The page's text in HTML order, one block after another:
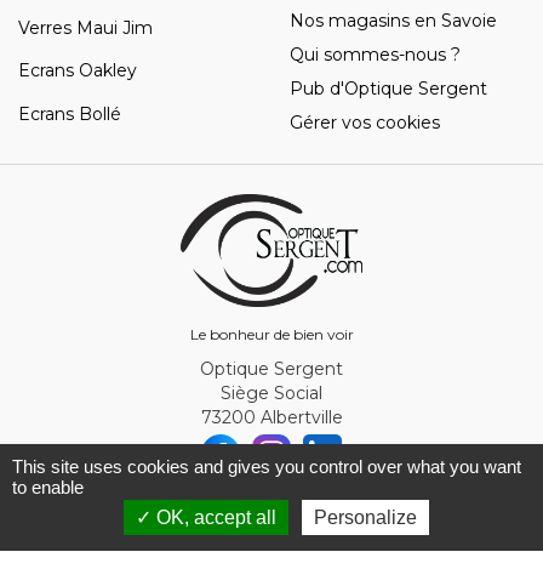
Le bonheur de bien voir
Verres Maui Jim
Ecrans Oakley
Ecrans Bollé
Nos magasins en Savoie
Qui sommes-nous ?
Pub d'Optique Sergent
Gérer vos cookies
Optique Sergent
Siège Social
73200 Albertville
© Optique Sergent 2026 - SIRET 32993919300010
This site uses cookies and gives you control over what you want
to enable
✓ OK, accept all
Personalize